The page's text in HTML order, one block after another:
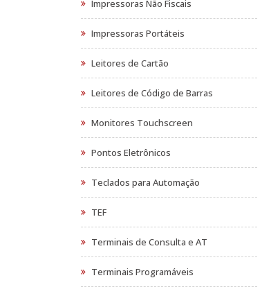
Impressoras Não Fiscais
Impressoras Portáteis
Leitores de Cartão
Leitores de Código de Barras
Monitores Touchscreen
Pontos Eletrônicos
Teclados para Automação
TEF
Terminais de Consulta e AT
Terminais Programáveis